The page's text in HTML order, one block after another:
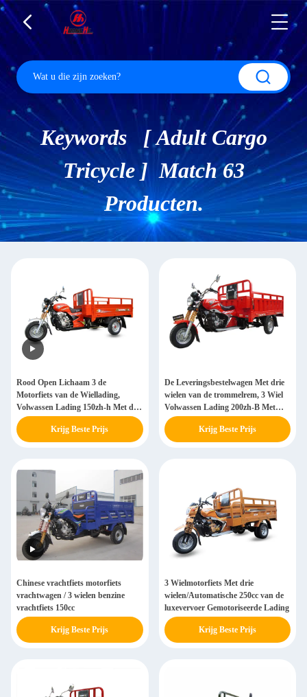
Keywords [ Adult Cargo
Tricycle ] Match 63
Producten.
Rood Open Lichaam 3 de
Motorfiets van de Wiellading,
Volwassen Lading 150zh-h Met drie
wielen
Krijg Beste Prijs
De Leveringsbestelwagen Met drie
wielen van de trommelrem, 3 Wiel
Volwassen Lading 200zh-B Met
drie wielen
Krijg Beste Prijs
Chinese vrachtfiets motorfiets
vrachtwagen / 3 wielen benzine
vrachtfiets 150cc
Krijg Beste Prijs
3 Wielmotorfiets Met drie
wielen/Automatische 250cc van de
luxevervoer Gemotoriseerde Lading
Krijg Beste Prijs